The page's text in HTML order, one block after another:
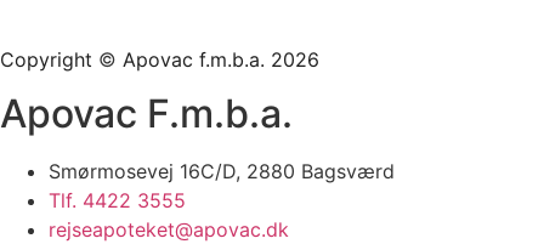
Copyright © Apovac f.m.b.a. 2026
Apovac F.m.b.a.
Smørmosevej 16C/D, 2880 Bagsværd
Tlf. 4422 3555
rejseapoteket@apovac.dk